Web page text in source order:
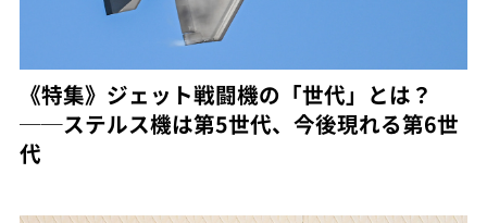
《特集》ジェット戦闘機の「世代」とは？
──ステルス機は第5世代、今後現れる第6世
代